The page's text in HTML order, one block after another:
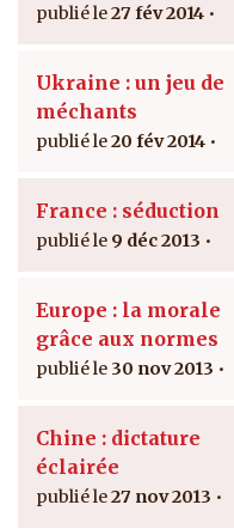
27 fév 2014
Ukraine : un jeu de
méchants
20 fév 2014
France : séduction
9 déc 2013
Europe : la morale
grâce aux normes
30 nov 2013
Chine : dictature
éclairée
27 nov 2013